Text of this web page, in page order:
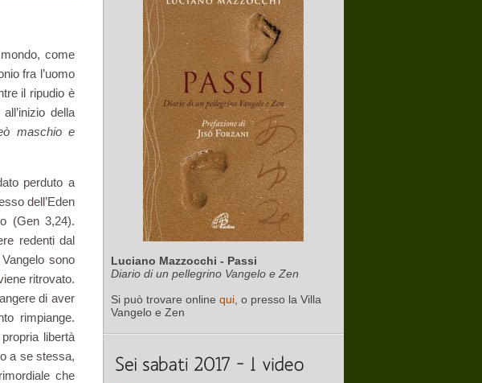
come
fra l’uomo
il ripudio è
della
maschio e
perduto a
dell’Eden
(Gen 3,24).
redenti dal
sono
ritrovato.
di aver
rimpiange.
li­bertà
a se stessa,
che
Luciano Mazzocchi - Passi
Diario di un pellegrino Vangelo e Zen
Si può trovare online qui , o presso la Villa
Vangelo e Zen